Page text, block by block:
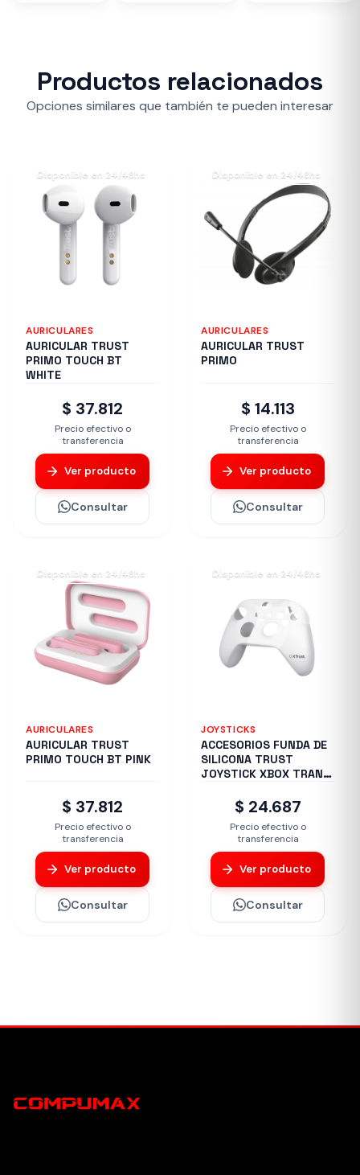
Productos relacionados
Opciones similares que también te pueden interesar
Disponible en 24/48hs
AURICULARES
AURICULAR TRUST
PRIMO TOUCH BT
WHITE
$ 37.812
Precio efectivo o
transferencia
Ver producto
Consultar
Disponible en 24/48hs
AURICULARES
AURICULAR TRUST
PRIMO
$ 14.113
Precio efectivo o
transferencia
Ver producto
Consultar
Disponible en 24/48hs
AURICULARES
AURICULAR TRUST
PRIMO TOUCH BT PINK
$ 37.812
Precio efectivo o
transferencia
Ver producto
Consultar
Disponible en 24/48hs
JOYSTICKS
ACCESORIOS FUNDA DE
SILICONA TRUST
JOYSTICK XBOX TRANS
$ 24.687
Precio efectivo o
transferencia
Ver producto
Consultar